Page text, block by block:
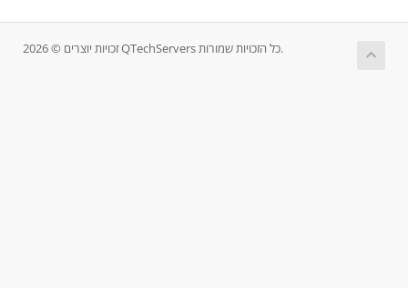
זכויות יוצרים © 2026 QTechServers כל הזכויות שמורות.